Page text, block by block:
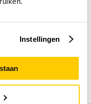
Instellingen